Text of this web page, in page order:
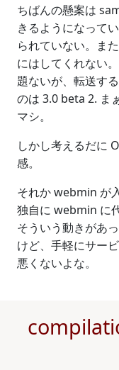
ちばんの懸案は
きるようになって
られていない。ま
にはしてくれない
題ないが、転送す
のは 3.0 beta 2. ま
マシ。
しかし考えるだに
感。
それか webmin が
独自に webmin に
そういう動きがあ
けど、手軽にサー
悪くないよな。